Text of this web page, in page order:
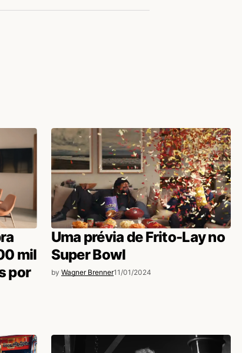
mil
por
Uma prévia de Frito-Lay no
Super Bowl
by Wagner Brenner11/01/2024